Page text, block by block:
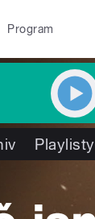
Program
Playlisty